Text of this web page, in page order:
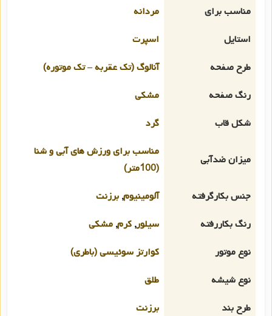
مناسب برای
مردانه
استایل
اسپرت
طرح صفحه
آنالوگ (تک عقربه – تک موتوره)
رنگ صفحه
مشکی
شکل قاب
گرد
میزان ضدآبی
مناسب برای ورزش های آبی و شنا
(100متر)
جنس بکارگرفته
آلومینیوم, برزنت
رنگ بکاررفته
سیلور, کرم, مشکی
نوع موتور
کوارتز سوئیسی (باطری)
نوع شیشه
طلق
طرح بند
برزنت